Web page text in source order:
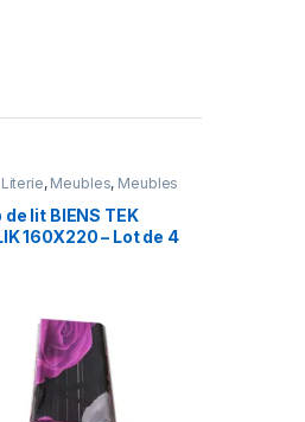
Literie, Meubles, Meubles
de lit BIENS TEK
160X220 – Lot de 4